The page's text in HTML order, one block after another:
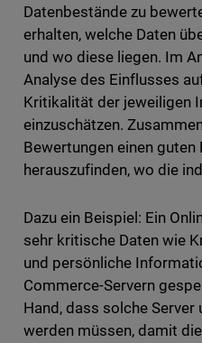
Datenbestände zu
erhalten, welche Daten
und wo diese liegen. Im
Analyse des Einflusses
Kritikalität der jeweiligen
einzuschätzen.
Bewertungen einen guten
herauszufinden, wo die
Dazu ein Beispiel: Ein
sehr kritische Daten wie
und persönliche
Commerce-Servern
Hand, dass solche
werden müssen, damit